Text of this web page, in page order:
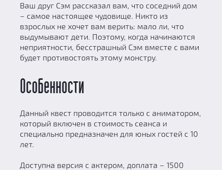
Ваш друг Сэм рассказал вам, что соседний дом
– самое настоящее чудовище. Никто из
взрослых не хочет вам верить: мало ли, что
выдумывают дети. Поэтому, когда начинаются
неприятности, бесстрашный Сэм вместе с вами
будет противостоять этому монстру.
Особенности
Данный квест проводится только с аниматором,
который включен в стоимость сеанса и
специально предназначен для юных гостей с 10
лет.
Доступна версия с актером, доплата – 1500